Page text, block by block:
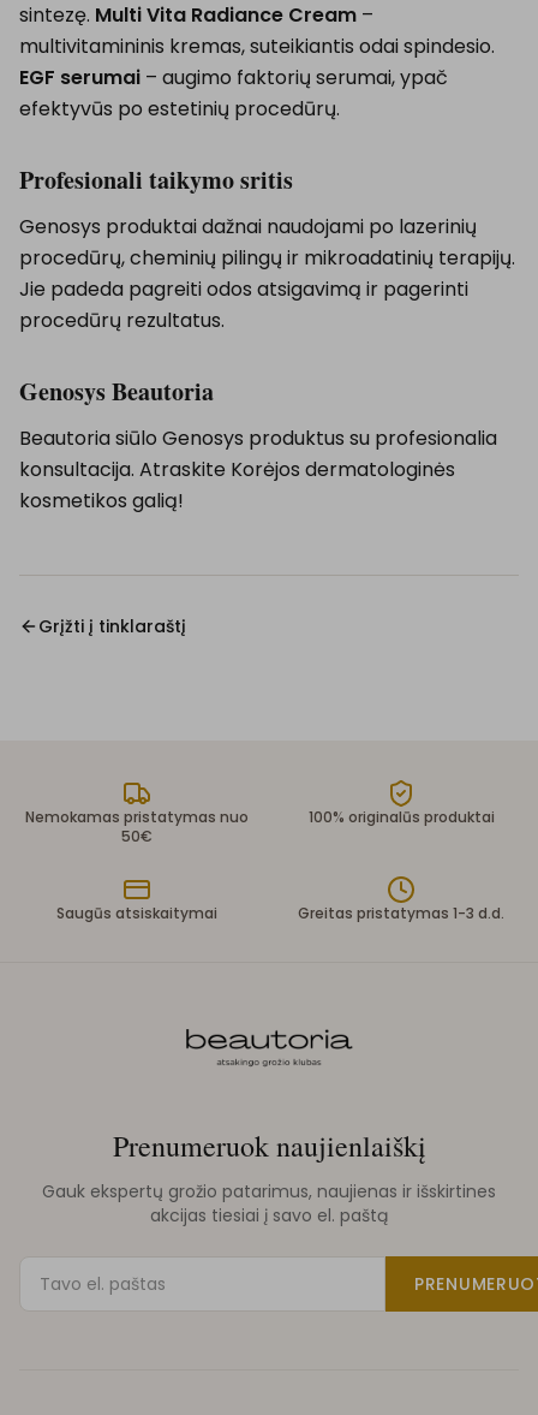
sintezę. Multi Vita Radiance Cream –
multivitamininis kremas, suteikiantis odai spindesio.
EGF serumai – augimo faktorių serumai, ypač
efektyvūs po estetinių procedūrų.
Profesionali taikymo sritis
Genosys produktai dažnai naudojami po lazerinių
procedūrų, cheminių pilingų ir mikroadatinių terapijų.
Jie padeda pagreiti odos atsigavimą ir pagerinti
procedūrų rezultatus.
Genosys Beautoria
Beautoria siūlo Genosys produktus su profesionalia
konsultacija. Atraskite Korėjos dermatologinės
kosmetikos galią!
Grįžti į tinklaraštį
Nemokamas pristatymas nuo
50€
100% originalūs produktai
Saugūs atsiskaitymai Greitas pristatymas 1-3 d.d.
Prenumeruok naujienlaiškį
Gauk ekspertų grožio patarimus, naujienas ir išskirtines
akcijas tiesiai į savo el. paštą